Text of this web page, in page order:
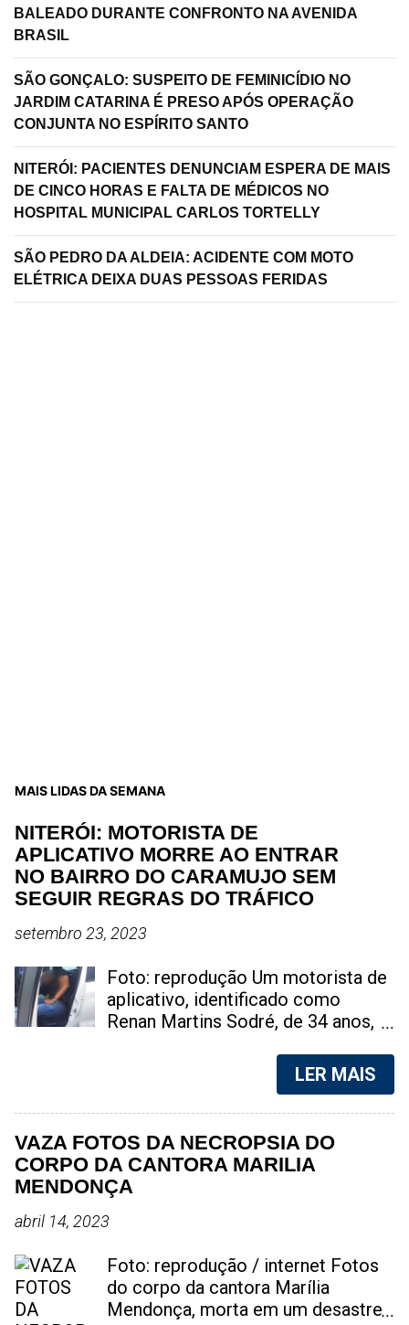
BALEADO DURANTE CONFRONTO NA AVENIDA
BRASIL
SÃO GONÇALO: SUSPEITO DE FEMINICÍDIO NO
JARDIM CATARINA É PRESO APÓS OPERAÇÃO
CONJUNTA NO ESPÍRITO SANTO
NITERÓI: PACIENTES DENUNCIAM ESPERA DE MAIS
DE CINCO HORAS E FALTA DE MÉDICOS NO
HOSPITAL MUNICIPAL CARLOS TORTELLY
SÃO PEDRO DA ALDEIA: ACIDENTE COM MOTO
ELÉTRICA DEIXA DUAS PESSOAS FERIDAS
MAIS LIDAS DA SEMANA
NITERÓI: MOTORISTA DE
APLICATIVO MORRE AO ENTRAR
NO BAIRRO DO CARAMUJO SEM
SEGUIR REGRAS DO TRÁFICO
setembro 23, 2023
Foto: reprodução Um motorista de
aplicativo, identificado como
Renan Martins Sodré, de 34 anos,
tarde deste sábado, na Favela do
Caramujo, localizada em Niterói, na
Região Metropolitana do Rio de
Janeiro. A suspeita é de que ele
estava exercendo sua atividade
profissional quando adentrou na
região para atender uma corrida.
No decorrer do trajeto, ele foi
tráfico de drogas, o que o deixou
extremamente assustado. Em um
momento de pânico, ele tentou
LER MAIS
VAZA FOTOS DA NECROPSIA DO
CORPO DA CANTORA MARILIA
MENDONÇA
abril 14, 2023
Foto: reprodução / internet Fotos
do corpo da cantora Marília
Mendonça, morta em um desastre